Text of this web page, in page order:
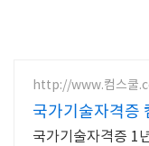
http://www.컴스쿨
국가기술자격증
신청&결제시 기
국가기술자격증 1